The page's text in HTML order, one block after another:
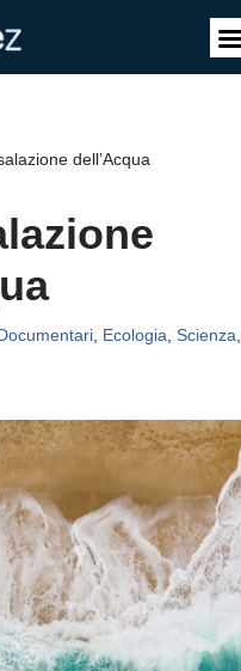
dell’Acqua
Documentari, Ecologia, Scienza,